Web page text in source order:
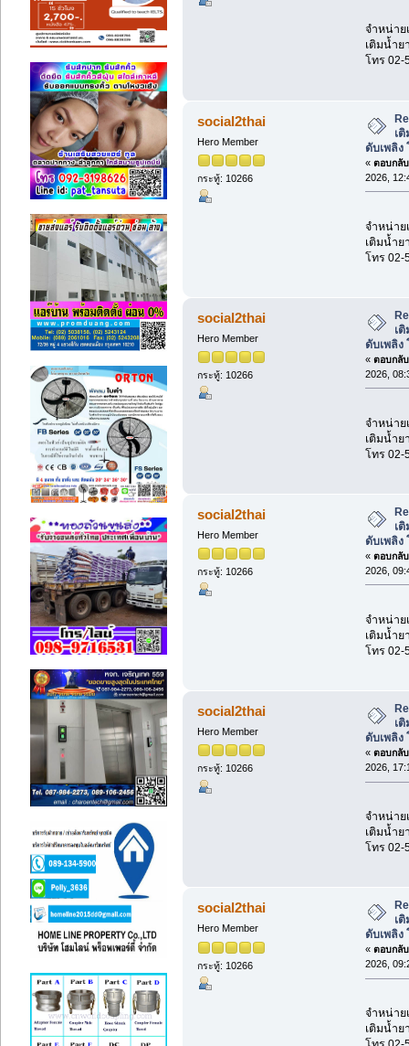
จำหน่าย
เติมน้ำย
โทร 02-
social2thai
Hero Member
กระทู้: 10266
เ
ดับเพลิง
« ตอบกลั
2026,
จำหน่าย
เติมน้ำย
โทร 02-
social2thai
Hero Member
กระทู้: 10266
เ
ดับเพลิง
« ตอบกลั
2026,
จำหน่าย
เติมน้ำย
โทร 02-
social2thai
Hero Member
กระทู้: 10266
เ
ดับเพลิง
« ตอบกลั
2026,
จำหน่าย
เติมน้ำย
โทร 02-
social2thai
Hero Member
กระทู้: 10266
เ
ดับเพลิง
« ตอบกลั
2026,
จำหน่าย
เติมน้ำย
โทร 02-
social2thai
Hero Member
กระทู้: 10266
เ
ดับเพลิง
« ตอบกลั
2026,
จำหน่าย
เติมน้ำย